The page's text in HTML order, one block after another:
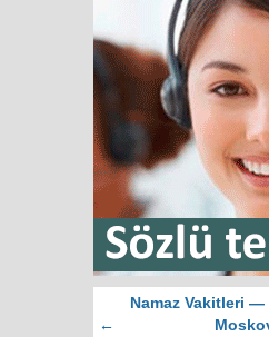
Namaz Vakitleri —
←